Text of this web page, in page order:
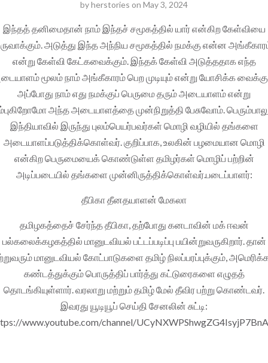
byherstories on May 3, 2024
இந்தத் தனிமைதான் நாம் இந்தச் சமூகத்தில் யார் என்கிற கேள்வியை
அடுத்து இந்த அந்நிய சமூகத்தில் நமக்கு என்ன
என்று கேள்வி கேட்கவைக்கும். இந்தக் கேள்வி அடுத்ததாக எந்த
மூலம் நாம் அங்கீகாரம் பெற முடியும் என்று யோசிக்க
அப்போது நாம் எது நமக்குப் பெருமை தரும் அடையாளம் என்று
அந்த அடையாளத்தை முன்நிறுத்தி பேசுவோம்.
இந்தியாவில் இருந்து புலம்பெயர்பவர்கள் மொழி வழியில் தங்களை
அடையாளப்படுத்திக்கொள்வர். குறிப்பாக, உலகின் பழமையான மொழி
என்கிற பெருமையைக் கொண்டுள்ள தமிழர்கள் மொழிப் பற்றின்
அடிப்படையில் தங்களை முன்னிருத்திக்கொள்வர்.படைப்பாளர்:
தீபிகா தீனதயாளன் மேகலா
தமிழகத்தைச் சேர்ந்த தீபிகா, தற்போது கனடாவின் மக் ஈவன்
பல்கலைக்கழகத்தில் மானுடவியல் பட்டப்படிப்பு பயின்றுவருகிறார். தான்
மானுடவியல் கோட்பாடுகளை தமிழ் நிலப்பரப்புக்கும்,
கண்டத்துக்கும் பொருத்திப் பார்த்து கட்டுரைகளை எழுதத்
தொடங்கியுள்ளார். வரலாறு மற்றும் தமிழ் மேல் தீவிர பற்று கொண்டவர்.
இவரது யூடியூப் செய்தி சேனலின் சுட்டி:
www.youtube.com/channel/